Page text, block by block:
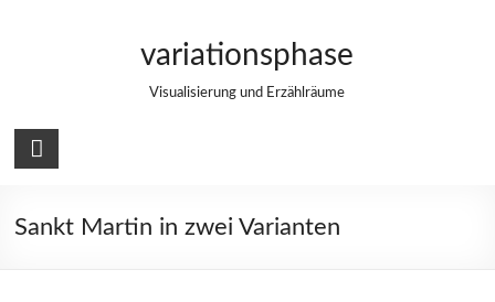
variationsphase
Visualisierung und Erzählräume
Sankt Martin in zwei Varianten